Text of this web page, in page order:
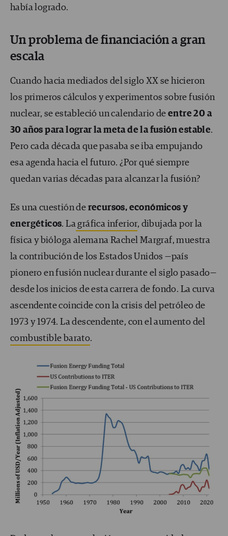
había logrado.
Un problema de financiación a gran
escala
Cuando hacia mediados del siglo XX se hicieron
los primeros cálculos y experimentos sobre fusión
nuclear, se estableció un calendario de entre 20 a
30 años para lograr la meta de la fusión estable.
Pero cada década que pasaba se iba empujando
esa agenda hacia el futuro. ¿Por qué siempre
quedan varias décadas para alcanzar la fusión?
Es una cuestión de recursos, económicos y
energéticos. La gráfica inferior, dibujada por la
física y bióloga alemana Rachel Margraf, muestra
la contribución de los Estados Unidos —país
pionero en fusión nuclear durante el siglo pasado—
desde los inicios de esta carrera de fondo. La curva
ascendente coincide con la crisis del petróleo de
1973 y 1974. La descendente, con el aumento del
combustible barato.